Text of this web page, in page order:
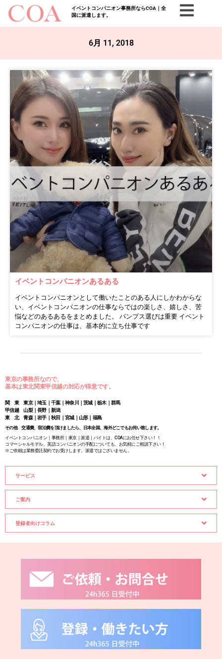
イベントコンパニオン事務所ならCOA｜全
国に派遣します。
6月 11, 2018
イベントコンパニオンあるある
イベントコンパニオンとして働いたことのある人にしかわからな
い、イベントコンパニオンの仕事ならではの楽しさ、嬉しさ、苦
悩などのあるあるをまとめました。 パンプス選びは重要 イベント
コンパニオンの仕事は、基本的に立ち仕事です
東京の事務所なので、
基本は東北関東甲信越の対応が得意です。
関 東 東京｜埼玉｜千葉｜神奈川｜茨城｜栃木｜群馬
甲信越 山梨｜長野｜新潟
東 北 青森｜岩手｜秋田｜宮城｜山形｜福島
その他 交通費、宿泊費を頂けましたら、日本全国、海外どこでもお伺い致します。
イベントコンパニオン｜事務所｜東京｜派遣｜バイトは、COAにお任せ下さい！！
コマーシャルモデル、英語コンパニオンの手配についても、お気軽にご相談下さい！
※ご依頼は業務委託契約でお受けします。派遣ではございません。
サービス
ご案内
登録者向けコラム